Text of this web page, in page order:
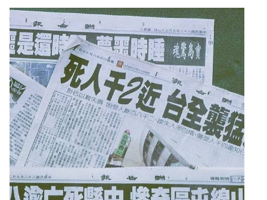
題】
突
發
的
巨
變
或
許
是
天
意，
後
續
的
復
原